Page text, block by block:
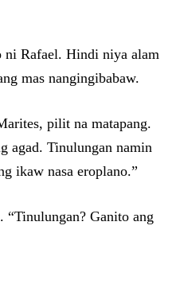
ni Rafael. Hindi niya alam
mas nangingibabaw.
pilit na matapang.
agad. Tinulungan namin
ikaw nasa eroplano.”
“Tinulungan? Ganito ang